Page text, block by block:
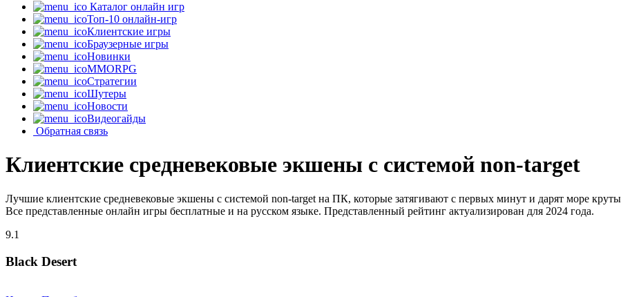
Каталог онлайн игр
Топ-10 онлайн-игр
Клиентские игры
Браузерные игры
Новинки
MMORPG
Стратегии
Шутеры
Новости
Видеогайды
Обратная связь
Клиентские средневековые экшены с системой non-target
Лучшие клиентские средневековые экшены с системой non-target на ПК, которые затягивают с первых минут и дарят море
Все представленные онлайн игры бесплатные и на русском языке. Представленный рейтинг актуализирован для 2024 года.
9.1
Black Desert